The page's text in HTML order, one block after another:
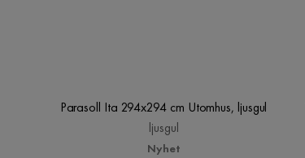
Parasoll Ita 294x294 cm Utomhus, ljusgul
ljusgul
Nyhet